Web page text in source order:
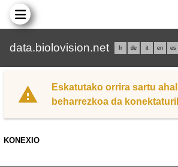
data.biolovision.net fr de it en es
Eskatutako orrira sartu
beharrezkoa da
KONEXIO